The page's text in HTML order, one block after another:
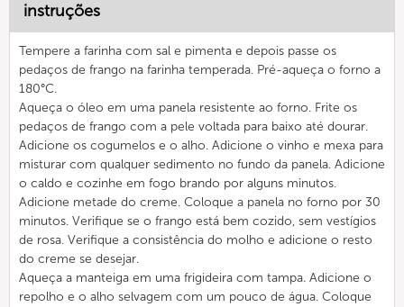
instruções
Tempere a farinha com sal e pimenta e depois passe os
pedaços de frango na farinha temperada. Pré-aqueça o forno a
180°C.
Aqueça o óleo em uma panela resistente ao forno. Frite os
pedaços de frango com a pele voltada para baixo até dourar.
Adicione os cogumelos e o alho. Adicione o vinho e mexa para
misturar com qualquer sedimento no fundo da panela. Adicione
o caldo e cozinhe em fogo brando por alguns minutos.
Adicione metade do creme. Coloque a panela no forno por 30
minutos. Verifique se o frango está bem cozido, sem vestígios
de rosa. Verifique a consistência do molho e adicione o resto
do creme se desejar.
Aqueça a manteiga em uma frigideira com tampa. Adicione o
repolho e o alho selvagem com um pouco de água. Coloque